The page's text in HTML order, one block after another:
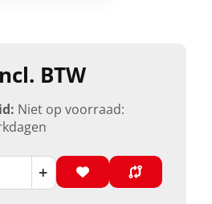
BTW
Niet op voorraad:
+